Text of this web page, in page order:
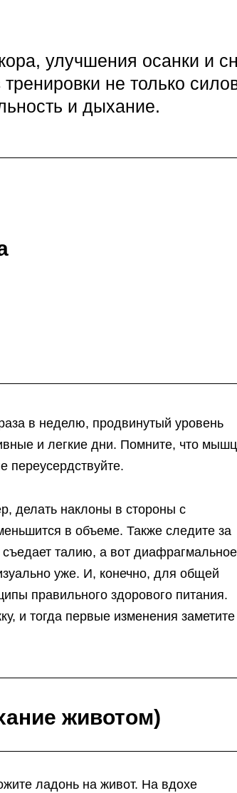
улучшения осанки и
не только
и дыхание.
в неделю, продвинутый уровень
и легкие дни. Помните, что
переусердствуйте.
делать наклоны в стороны с
в объеме. Также следите за
талию, а вот диафрагмальное
уже. И, конечно, для общей
правильного здорового питания.
и тогда первые изменения заметите
животом)
ладонь на живот. На вдохе